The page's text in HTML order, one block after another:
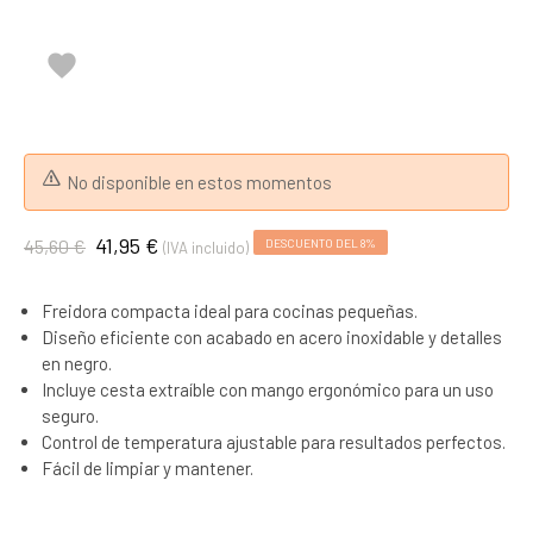

No disponible en estos momentos
45,60 € 41,95 € (IVA incluido) DESCUENTO DEL 8%
Freidora compacta ideal para cocinas pequeñas.
Diseño eficiente con acabado en acero inoxidable y detalles
en negro.
Incluye cesta extraíble con mango ergonómico para un uso
seguro.
Control de temperatura ajustable para resultados perfectos.
Fácil de limpiar y mantener.